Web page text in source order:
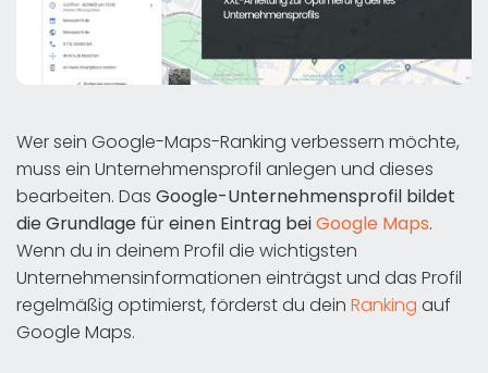
Wer sein Google-Maps-Ranking verbessern möchte,
muss ein Unternehmensprofil anlegen und dieses
bearbeiten. Das Google-Unternehmensprofil bildet
die Grundlage für einen Eintrag beiGoogle Maps.
Wenn du in deinem Profil die wichtigsten
Unternehmensinformationen einträgst und das Profil
regelmäßig optimierst, förderst du dein Ranking auf
Google Maps.